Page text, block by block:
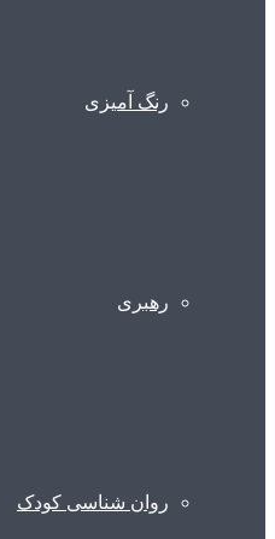
رنگ آمیزی
رهبری
روان شناسی کودک